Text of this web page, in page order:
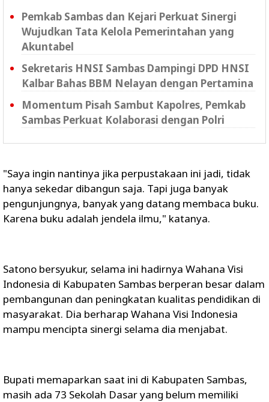
Pemkab Sambas dan Kejari Perkuat Sinergi
Wujudkan Tata Kelola Pemerintahan yang
Akuntabel
Sekretaris HNSI Sambas Dampingi DPD HNSI
Kalbar Bahas BBM Nelayan dengan Pertamina
Momentum Pisah Sambut Kapolres, Pemkab
Sambas Perkuat Kolaborasi dengan Polri
"Saya ingin nantinya jika perpustakaan ini jadi, tidak
hanya sekedar dibangun saja. Tapi juga banyak
pengunjungnya, banyak yang datang membaca buku.
Karena buku adalah jendela ilmu," katanya.
Satono bersyukur, selama ini hadirnya Wahana Visi
Indonesia di Kabupaten Sambas berperan besar dalam
pembangunan dan peningkatan kualitas pendidikan di
masyarakat. Dia berharap Wahana Visi Indonesia
mampu mencipta sinergi selama dia menjabat.
Bupati memaparkan saat ini di Kabupaten Sambas,
masih ada 73 Sekolah Dasar yang belum memiliki